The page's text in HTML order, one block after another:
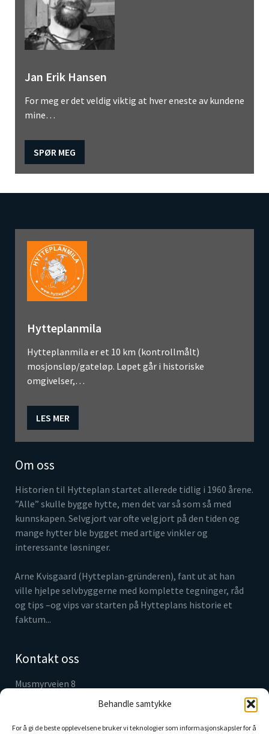
Behandle samtykke
For å gi de beste opplevelsene bruker vi teknologier som informasjonskapsler for å
Jan Erik Hansen
For meg er det veldig viktig at hver eneste av kundene
mine…
SPØR MEG
Hytteplanmila
Hytteplanmila er et 10 km (kontrollmålt)
mosjonsløp/gateløp. Løpet går i historiske
omgivelser,…
LES MER
Om oss
Historien til Hytteplan startet allerede tidlig i 1960 årene.
”Alle” skulle bygge hytte, men det var så som så med
kunnskapen. Selvgjort var ofte velgjort på den tiden og
mange hytter ble bygget med artige vinkler og
interessante løsninger.
Arne Kvisgaard (Hytteplan-gründeren), fant ut at han
ville hjelpe selvbyggerne med komplette tegninger, råd
og tips –og vips var starten på Hytteplans historie et
faktum...
Kontakt oss
Musmyrveien 8
info@hytteplan.no